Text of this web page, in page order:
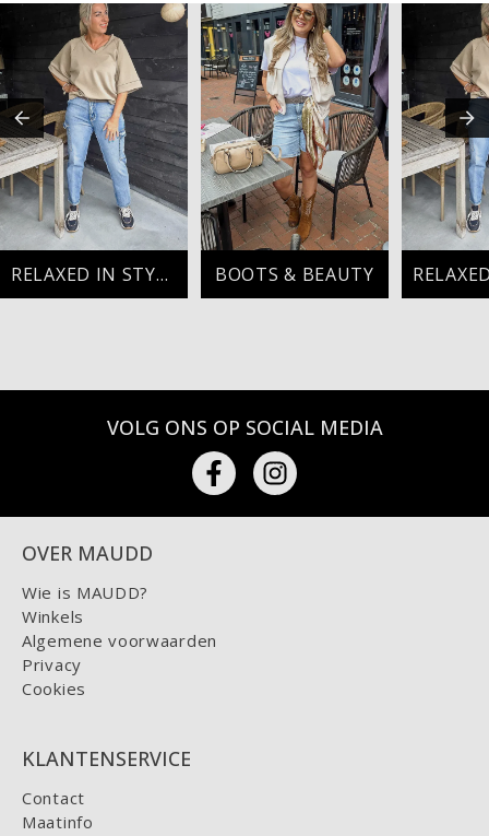
RELAXED IN STYLE BOOTS & BEAUTY
VOLG ONS OP SOCIAL MEDIA
OVER MAUDD
Wie is MAUDD?
Winkels
Algemene voorwaarden
Privacy
Cookies
KLANTENSERVICE
Contact
Maatinfo